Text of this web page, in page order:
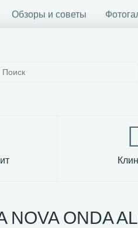
Обзоры и советы
NOVA ONDA